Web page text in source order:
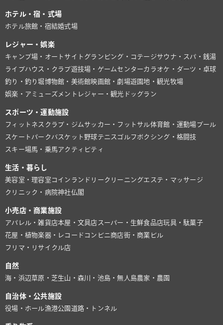
ホテル・宿・式場
ホテル旅館・宿結婚式場
レジャー・娯楽
キャンプ場・オートサイト グランピング・コテージサウナ・スパ・銭湯
ライブハウス・クラブ遊技場・ゲームセンターカラオケ・ダーツ・卓球
釣り・釣り堀博物館・美術館映画館・劇場遊園地・観光牧場
娯楽・アミューズメント レジャー・観光 ドッグラン
スポーツ・運動施設
フィットネスクラブ・ジム サッカー・フットサル体育館・運動場プール
スケートパーク バスケット 野球テニス ゴルフ ボクシング・格闘技
スキー場馬・乗馬アクティビティ
生活・暮らし
美容室・理容室 コインランドリー クリーニングエステ・マッサージ
クリニック・病院神社仏閣
小売店・商業施設
アパレル・雑貨店本屋・文具店 スーパー・生鮮食品店玩具・駄菓子
花屋・植物楽器・レコード コンビニ商店街・商業ビル
フリマ・リサイクル店
自然
海・浜辺 草原・芝生山・森川・池島・無人島農家・農園
自治体・公共施設
役場・ホール漁港公園 道路・トンネル